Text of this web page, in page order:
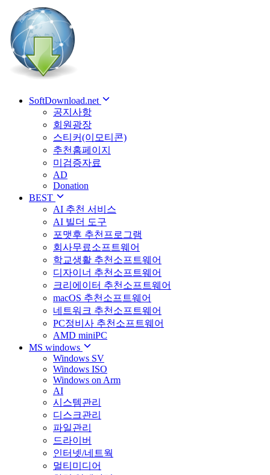
SoftDownload.net
공지사항
회원광장
스티커(이모티콘)
추천홈페이지
미검증자료
AD
Donation
BEST
AI 추천 서비스
AI 빌더 도구
포맷후 추천프로그램
회사무료소프트웨어
학교생활 추천소프트웨어
디자이너 추천소프트웨어
크리에이터 추천소프트웨어
macOS 추천소프트웨어
네트워크 추천소프트웨어
PC정비사 추천소프트웨어
AMD miniPC
MS windows
Windows SV
Windows ISO
Windows on Arm
AI
시스템관리
디스크관리
파일관리
드라이버
인터넷/네트웍
멀티미디어